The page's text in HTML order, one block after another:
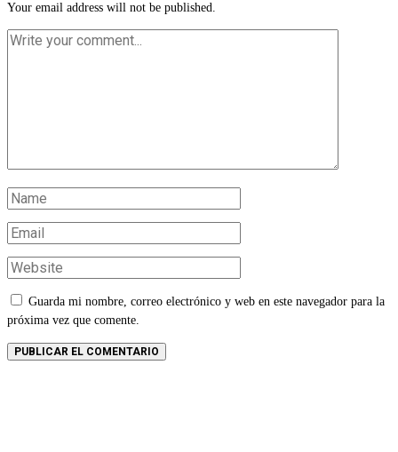
Your email address will not be published.
Guarda mi nombre, correo electrónico y web en este navegador para la
próxima vez que comente.